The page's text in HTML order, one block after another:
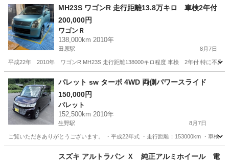
兵庫 加古郡 ワゴンＲ ワゴンR
MH23S ワゴンR 走行距離13.8万キロ 車検2年付
200,000円
ワゴンＲ
138,000km 2010年
田原駅 8月7日
平成22年 2010年 ワゴンR MH23S 走行距離138000キロ程度 車検 2年付 特に不具合
兵庫 加西市 田原駅 ワゴンＲ ワゴンR
パレット sw ターボ 4WD 両側パワースライド
150,000円
パレット
152,500km 2010年
生野駅 8月7日
ご覧いただきありがとうございます。 ・平成22年式 ・走行距離：153000km ・車検
パレット
スズキ アルトラパン Ｘ 純正アルミホイール 電